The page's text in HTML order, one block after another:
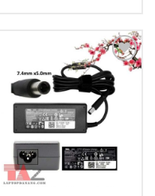
Add to
Wishlist